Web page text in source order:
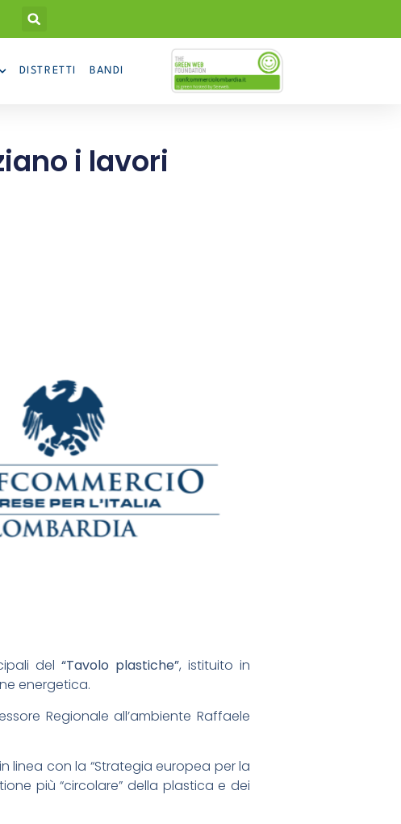
DISTRETTI BANDI
i lavori
del“Tavolo plastiche”, istituito in
energetica.
Regionale all’ambiente Raffaele
linea con la “Strategia europea per la
più “circolare” della plastica e dei